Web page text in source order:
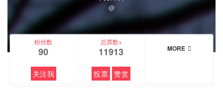
@
粉丝数
90
关注我
总票数+
11913
投票 赞赏
MORE